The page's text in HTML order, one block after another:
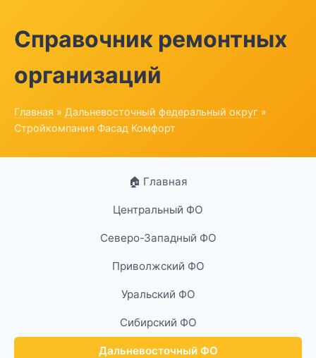
Справочник ремонтных
организаций
Главная » Дальневосточный федеральный округ »
Стройкомпания Фасад Комфорт
🏠 Главная
Центральный ФО
Северо-Западный ФО
Приволжский ФО
Уральский ФО
Сибирский ФО
Дальневосточный ФО